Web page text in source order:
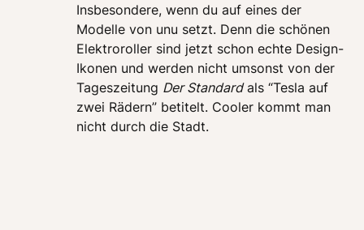
Insbesondere, wenn du auf eines der
Modelle von unu setzt. Denn die schönen
Elektroroller sind jetzt schon echte Design-
Ikonen und werden nicht umsonst von der
Tageszeitung Der Standard als “Tesla auf
zwei Rädern” betitelt. Cooler kommt man
nicht durch die Stadt.